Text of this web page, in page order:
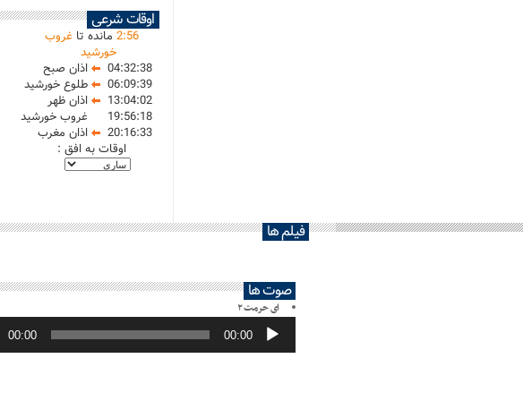
اوقات شرعی
2:56 مانده تاغروب
خورشید
04:32:38
اذان صبح
06:09:39
طلوع خورشید
13:04:02
اذان ظهر
19:56:18
غروب خورشید
20:16:33
اذان مغرب
اوقات به افق :
فیلم ها
صوت ها
ای حرمت ۲
پخش‌کننده
صوت 00:00
00:00